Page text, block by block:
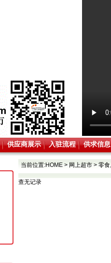
供应商展示 入驻流程 供求信息
当前位置:HOME> 网上超市> 零
查无记录